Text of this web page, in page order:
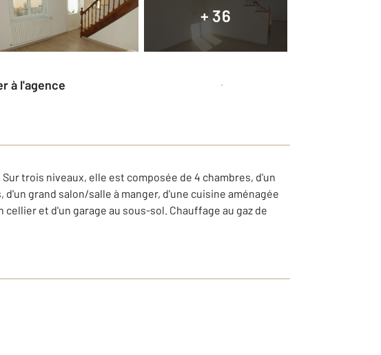
+ 36
à l'agence
trois niveaux, elle est composée de 4 chambres, d'un
grand salon/salle à manger, d'une cuisine aménagée
et d'un garage au sous-sol. Chauffage au gaz de